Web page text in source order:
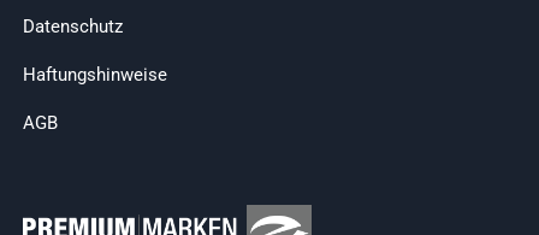
Datenschutz
Haftungshinweise
AGB